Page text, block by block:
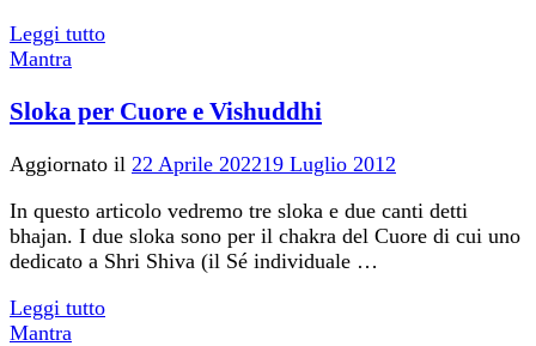
Leggi tutto
Mantra
Sloka per Cuore e Vishuddhi
Aggiornato il 22 Aprile 202219 Luglio 2012
In questo articolo vedremo tre sloka e due canti detti
bhajan. I due sloka sono per il chakra del Cuore di cui uno
dedicato a Shri Shiva (il Sé individuale …
Leggi tutto
Mantra